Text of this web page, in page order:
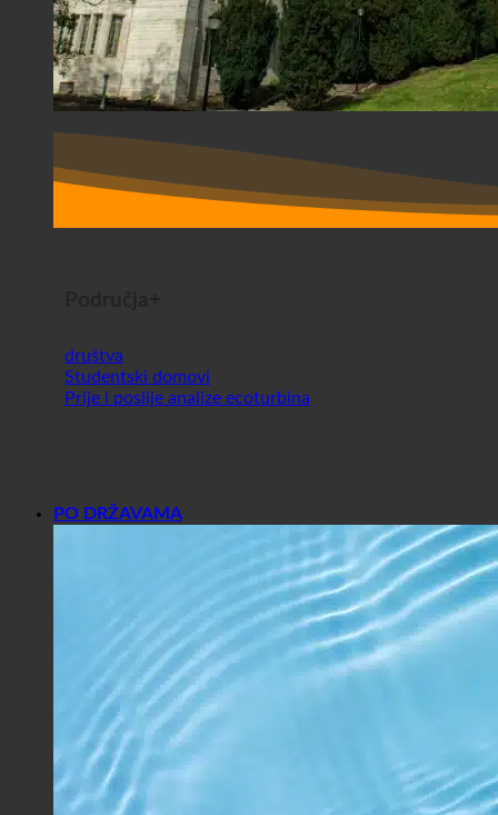
društva
Studentski domovi
Prije i poslije analize ecoturbina
PO DRŽAVAMA